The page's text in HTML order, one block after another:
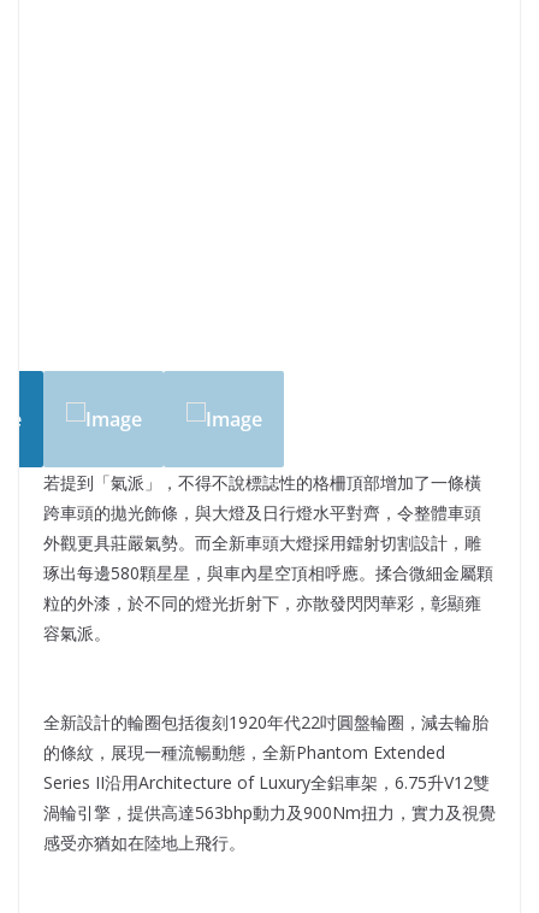
若提到「氣派」，不得不說標誌性的格柵頂部增加了一條橫
跨車頭的拋光飾條，與大燈及日行燈水平對齊，令整體車頭
外觀更具莊嚴氣勢。而全新車頭大燈採用鐳射切割設計，雕
琢出每邊580顆星星，與車內星空頂相呼應。揉合微細金屬顆
粒的外漆，於不同的燈光折射下，亦散發閃閃華彩，彰顯雍
容氣派。
全新設計的輪圈包括復刻1920年代22吋圓盤輪圈，減去輪胎
的條紋，展現一種流暢動態，全新Phantom Extended
Series II沿用Architecture of Luxury全鋁車架，6.75升V12雙
渦輪引擎，提供高達563bhp動力及900Nm扭力，實力及視覺
感受亦猶如在陸地上飛行。